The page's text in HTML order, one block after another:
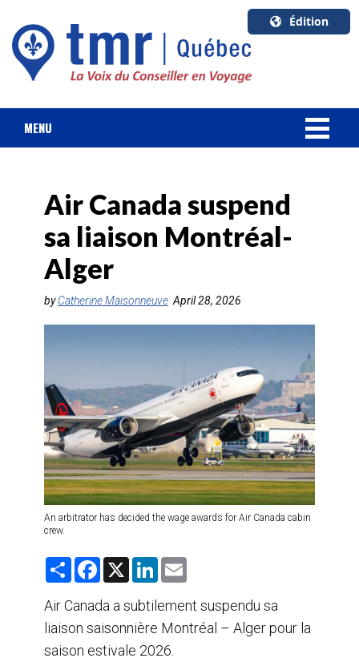
Édition
U.S.A.
English
Canada
MENU
FORFAIT VACANCES
CROISIÈRES
HOTELS & RESORTS
FORMATION & RESSOURCES
Air Canada suspend
sa liaison Montréal-
Alger
byCatherine Maisonneuve April 28, 2026
An arbitrator has decided the wage awards for Air Canada cabin
crew.
S
r
e
F
e
b
o
k
X
L
k
e
d
n
i
Air Canada a subtilement suspendu sa
liaison saisonnière Montréal – Alger pour la
saison estivale 2026.